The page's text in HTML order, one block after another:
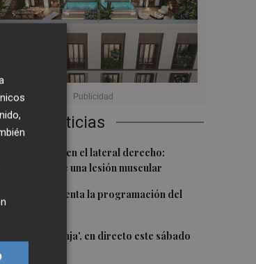
Noticias
problemas en el lateral derecho:
sufre una lesión muscular
Valencia presenta la programación del
Taronja
'Trofeu Taronja', en directo este sábado
À Punt